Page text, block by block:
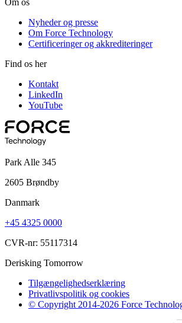
Nyheder og presse
Om Force Technology
Certificeringer og akkrediteringer
Find os her
Kontakt
LinkedIn
YouTube
Park Alle 345
2605 Brøndby
Danmark
+45 4325 0000
CVR-nr: 55117314
Derisking Tomorrow
Tilgængelighedserklæring
Privatlivspolitik og cookies
© Copyright 2014-2026 Force